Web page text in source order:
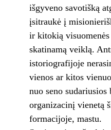
išgyveno savotišką
įsitraukė į
ir kitokią
skatinamą veiklą.
istoriografijoje
vienos ar kitos
nuo seno sudariusios
organizacinį vienetą
formacijoje, mastu.